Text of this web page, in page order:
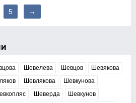
5 →
Шевелева Шевцов
Шевякова
Шевлякова
Шевкунова
Шеверда
Шевкунов